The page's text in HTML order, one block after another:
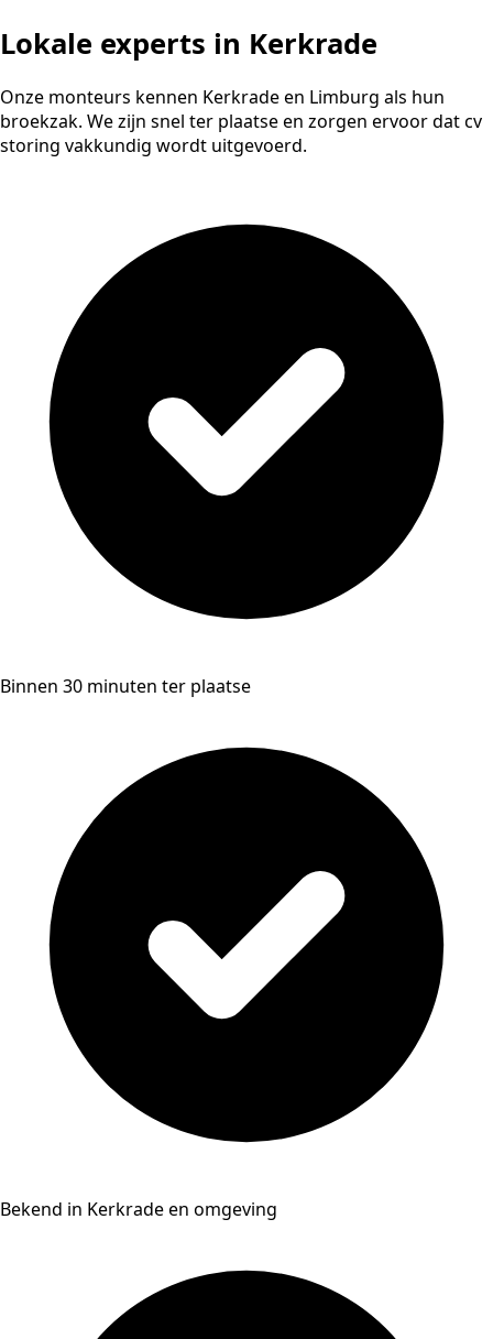
Lokale experts in Kerkrade
Onze monteurs kennen Kerkrade en Limburg als hun
broekzak. We zijn snel ter plaatse en zorgen ervoor dat cv
storing vakkundig wordt uitgevoerd.
Binnen 30 minuten ter plaatse
Bekend in Kerkrade en omgeving